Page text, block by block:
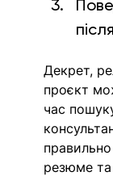
Декрет,
проєкт
час
резюме та